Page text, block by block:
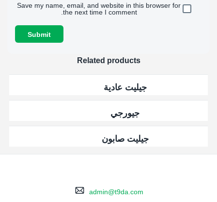
Save my name, email, and website in this browser for
the next time I comment.
Related products
جيليت عادية
جيورجي
جيليت صابون
admin@t9da.com